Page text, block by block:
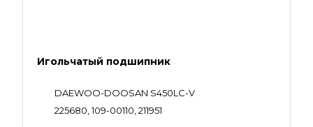
Игольчатый подшипник
DAEWOO-DOOSAN S450LC-V
225680, 109-00110, 211951